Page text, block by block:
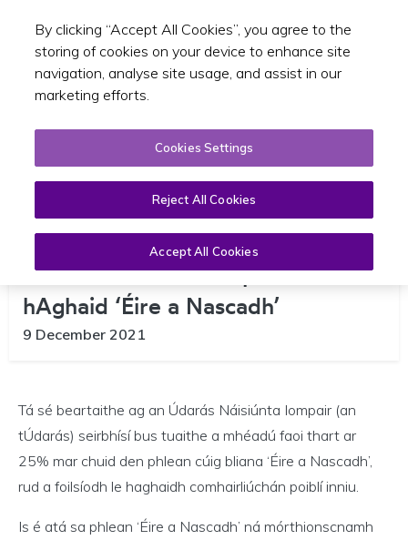
Toggle
Méadú 25% i Seirbhísí Bus Tuaithe
Beartaithe Faoi i Thograí Ón
Údarás Náisiúnta Iompair le
hAghaid ‘Éire a Nascadh’
9 December 2021
Tá sé beartaithe ag an Údarás Náisiúnta Iompair (an
tÚdarás) seirbhísí bus tuaithe a mhéadú faoi thart ar
25% mar chuid den phlean cúig bliana ‘Éire a Nascadh’,
rud a foilsíodh le haghaidh comhairliúchán poiblí inniu.
Is é atá sa phlean ‘Éire a Nascadh’ ná mórthionscnamh
By clicking “Accept All Cookies”, you agree to the
storing of cookies on your device to enhance site
navigation, analyse site usage, and assist in our
marketing efforts.
Cookies Settings
Reject All Cookies
Accept All Cookies